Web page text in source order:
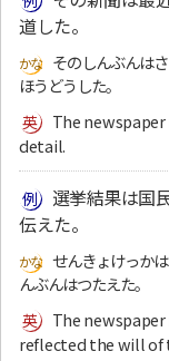
道した。
そのしんぶんは
ほうどうした。
The
detail.
選挙結果は国
伝えた。
せんきょけっか
んぶんはつたえた。
The
reflected the will of